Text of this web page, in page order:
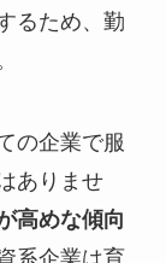
るため、勤
の企業で服
ありませ
高めな傾向